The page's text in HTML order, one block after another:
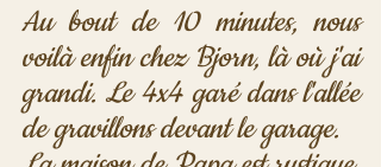
Au bout de 10 minutes, nous
voilà enfin chez Bjorn, là où j'ai
grandi. Le 4x4 garé dans l'allée
de gravillons devant le garage.